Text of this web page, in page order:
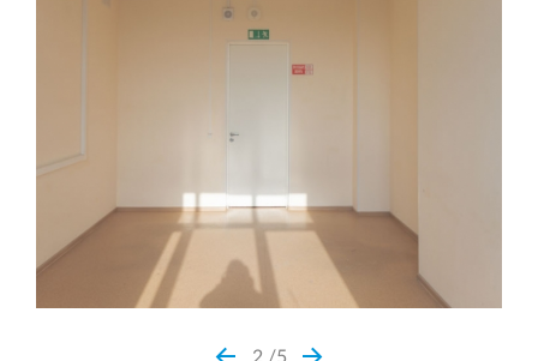
Финансово‐промышленная группа РОССТРО
Аренда недвижимости в Санкт‐Петербурге
и Ленинградской области